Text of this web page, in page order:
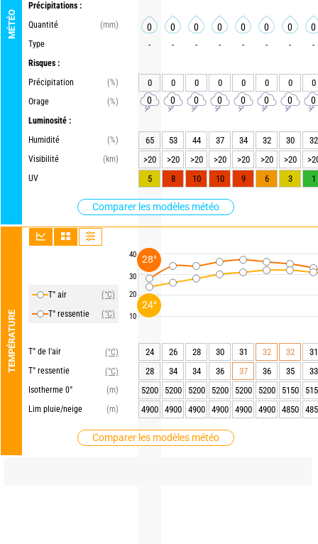
MÉTÉO
Précipitations :
Quantité
(mm)
Type
Risques :
Précipitation
(%)
Orage
(%)
Luminosité :
Humidité
(%)
Visibilité
(km)
UV
Comparer les modèles météo
TEMPÉRATURE
T° air
(°C)
T° ressentie
(°C)
T° de l'air
(°C)
T° ressentie
(°C)
Isotherme 0°
(m)
Lim pluie/neige
(m)
Comparer les modèles météo
40
30
20
10
0 0 0 0 0 0 0 0
- - - - - - - -
0 0 0 0 0 0 0 0
0 0 0 0 0 0 0 0
65 53 44 37 34 32 30
32
>20
>20 >20 >20 >20 >20 >20
5
8 10 10 9 6 3 1
24 26 28 30 31 32 32
31
28
34 34 36 37 36 35
33
5200
5200 5200 5200 5200 5200 5150
4900
4900 4900 4900 4900 4900 4850
24°
28°